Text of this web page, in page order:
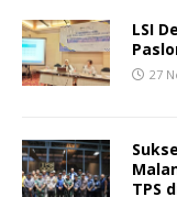
LSI
27
TPS